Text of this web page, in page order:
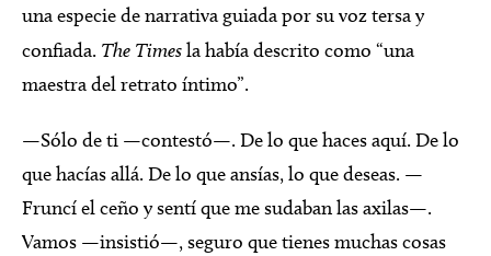
una especie de narrativa guiada por su voz tersa y
confiada. The Timesla había descrito como “una
maestra del retrato íntimo”.
—Sólo de ti —contestó—. De lo que haces aquí. De lo
que hacías allá. De lo que ansías, lo que deseas. —
Fruncí el ceño y sentí que me sudaban las axilas—.
Vamos —insistió—, seguro que tienes muchas cosas